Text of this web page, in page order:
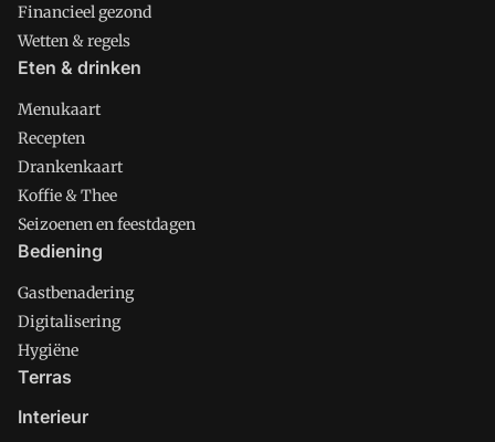
Financieel gezond
Wetten & regels
Eten & drinken
Menukaart
Recepten
Drankenkaart
Koffie & Thee
Seizoenen en feestdagen
Bediening
Gastbenadering
Digitalisering
Hygiëne
Terras
Interieur